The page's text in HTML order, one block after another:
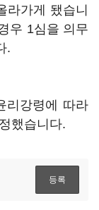
라가게 됐습니
우 1심을 의무
.
리강령에 따라
했습니다.